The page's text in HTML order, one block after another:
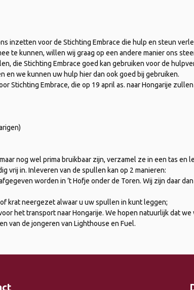
inzetten voor de Stichting Embrace die hulp en steun
te kunnen, willen wij graag op een andere manier ons
die Stichting Embrace goed kan gebruiken voor de
we kunnen uw hulp hier dan ook goed bij gebruiken.
Stichting Embrace, die op 19 april as. naar Hongarije
nog wel prima bruikbaar zijn, verzamel ze in een tas en
vrij in. Inleveren van de spullen kan op 2 manieren:
worden in ’t Hofje onder de Toren. Wij zijn daar
krat neergezet alwaar u uw spullen in kunt leggen;
het transport naar Hongarije. We hopen natuurlijk dat we
van de jongeren van Lighthouse en Fuel.